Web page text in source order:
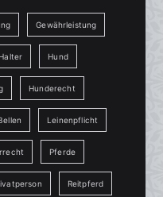
Gewährleistung
Halter Hund
Hunderecht
Leinenpflicht
Pferde
Reitpferd